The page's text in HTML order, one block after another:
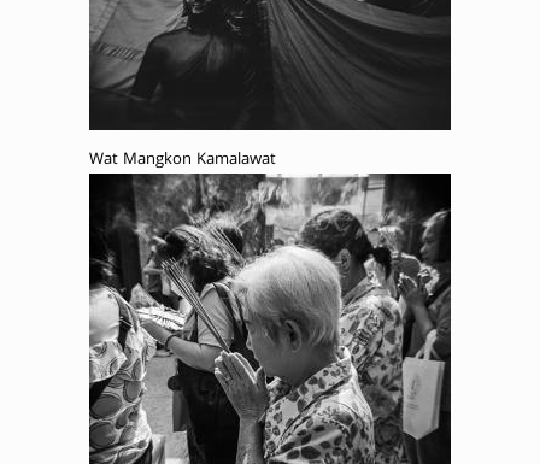
Wat Mangkon Kamalawat